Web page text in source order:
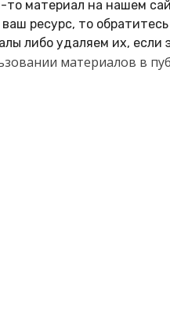
то материал на нашем
ресурс, то
либо удаляем их, если
материалов в